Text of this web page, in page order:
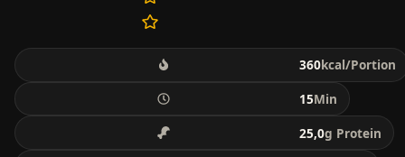
360kcal/Portion
15Min
25,0g Protein